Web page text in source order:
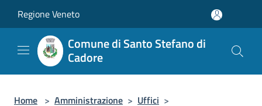
Regione Veneto
Comune di Santo Stefano di
Cadore
Home > Amministrazione > Uffici >